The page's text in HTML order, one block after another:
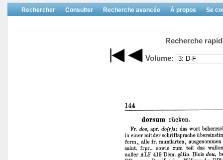
Rechercher Consulter Recherche avancée À propos Se
Recherche
Volume: